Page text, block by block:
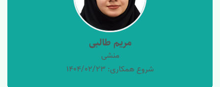
مریم طالبی
منشی
شروع همکاری: 1404/02/23